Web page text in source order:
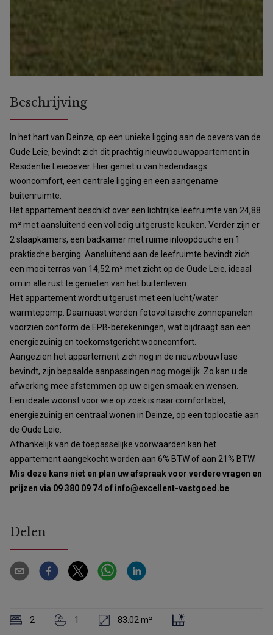
Beschrijving
In het hart van Deinze, op een unieke ligging aan de oevers van de
Oude Leie, bevindt zich dit prachtig nieuwbouwappartement in
Residentie Leieoever. Hier geniet u van hedendaags
wooncomfort, een centrale ligging en een aangename
buitenruimte.
Het appartement beschikt over een lichtrijke leefruimte van 24,88
m² met aansluitend een volledig uitgeruste keuken. Verder zijn er
2 slaapkamers, een badkamer met ruime inloopdouche en 1
praktische berging. Aansluitend aan de leefruimte bevindt zich
een mooi terras van 14,52 m² met zicht op de Oude Leie, ideaal
om in alle rust te genieten van het buitenleven.
Het appartement wordt uitgerust met een lucht/water
warmtepomp. Daarnaast worden fotovoltaïsche zonnepanelen
voorzien conform de EPB-berekeningen, wat bijdraagt aan een
energiezuinig en toekomstgericht wooncomfort.
Aangezien het appartement zich nog in de nieuwbouwfase
bevindt, zijn bepaalde aanpassingen nog mogelijk. Zo kan u de
afwerking mee afstemmen op uw eigen smaak en wensen.
Een ideale woonst voor wie op zoek is naar comfortabel,
energiezuinig en centraal wonen in Deinze, op een toplocatie aan
de Oude Leie.
Afhankelijk van de toepasselijke voorwaarden kan het
appartement aangekocht worden aan 6% BTW of aan 21% BTW.
Mis deze kans niet en plan uw afspraak voor verdere vragen en
prijzen via 09 380 09 74 of info@excellent-vastgoed.be
Delen
2 1 83.02 m²